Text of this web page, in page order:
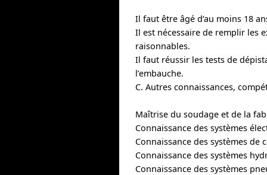
Il faut être âgé d’au moins 18
Il est nécessaire de remplir les
raisonnables.
Il faut réussir les tests de
l’embauche.
C. Autres connaissances,
Maîtrise du soudage et de la
Connaissance des systèmes
Connaissance des systèmes de
Connaissance des systèmes
Connaissance des systèmes